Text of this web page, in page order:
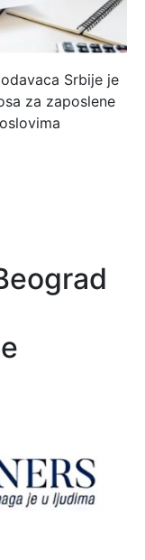
Srbije je
za zaposlene